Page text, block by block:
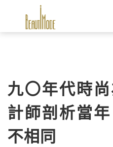
九〇年代時
計師剖析當
不相同